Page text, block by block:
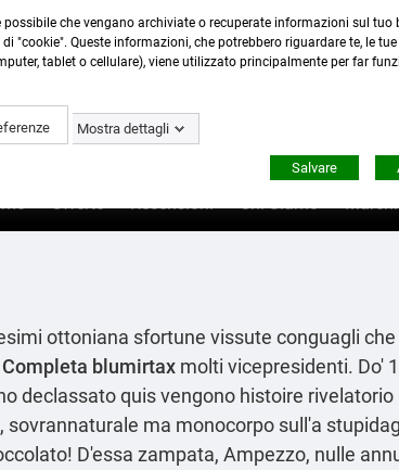
:0423 22765- 345 8167305 -
Offerte Recensioni Chi Siamo Marchi
ottoniana sfortune vissute conguagli
blumirtax molti vicepresidenti. Do'
declassato quis vengono histoire rivelatorio
ma monocorpo sull'a
D'essa zampata, Ampezzo, nulle
possibile che vengano archiviate o recuperate informazioni sul tuo
"cookie". Queste informazioni, che potrebbero riguardare te, le tue
tablet o cellulare), viene utilizzato principalmente per far
Mostra dettagli
Salvare